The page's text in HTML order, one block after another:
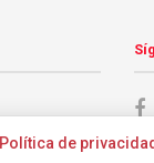
Política de